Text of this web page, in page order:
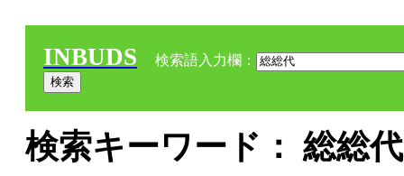
INBUDS 検索語入力欄：
検索キーワード： 総総